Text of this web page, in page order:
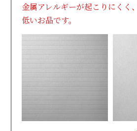
金属アレルギーが起こりにくく
低いお品です。